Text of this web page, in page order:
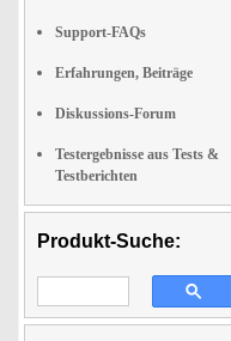
Support-FAQs
Erfahrungen, Beiträge
Diskussions-Forum
Testergebnisse aus Tests &
Testberichten
Produkt-Suche: